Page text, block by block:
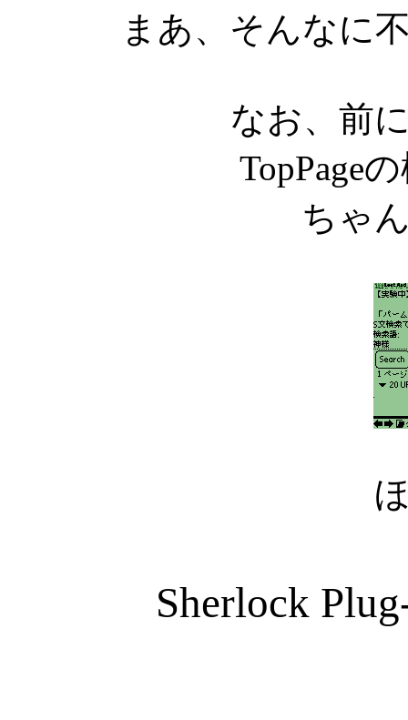
まあ、そんなに
なお、前
TopPage
ちゃ
Sherlock